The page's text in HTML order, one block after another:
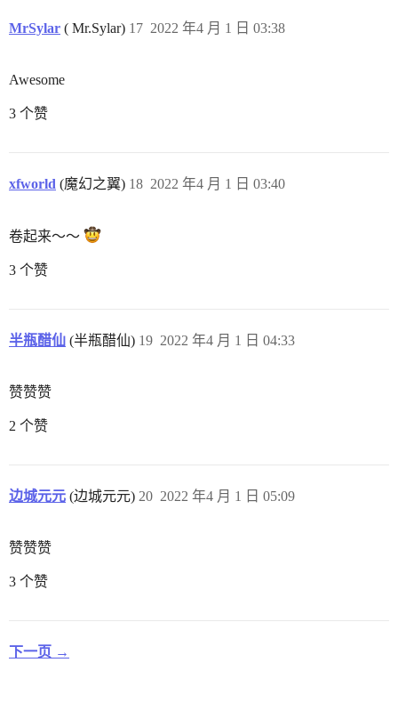
MrSylar ( Mr.Sylar) 2022 年4 月 1 日 03:38
17
Awesome
3 个赞
xfworld (魔幻之翼) 2022 年4 月 1 日 03:40
18
卷起来～～
3 个赞
半瓶醋仙 (半瓶醋仙) 2022 年4 月 1 日 04:33
19
赞赞赞
2 个赞
边城元元 (边城元元) 2022 年4 月 1 日 05:09
20
赞赞赞
3 个赞
下一页 →